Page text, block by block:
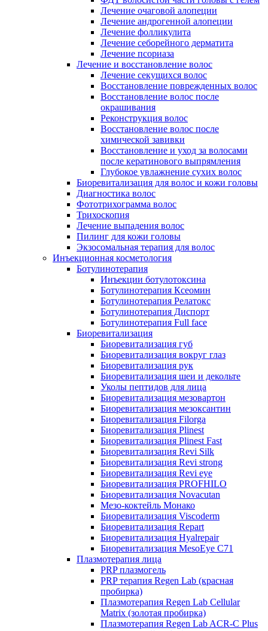
Лечение очаговой алопеции
Лечение андрогенной алопеции
Лечение фолликулита
Лечение себорейного дерматита
Лечение псориаза
Лечение и восстановление волос
Лечение секущихся волос
Восстановление поврежденных волос
Восстановление волос после
окрашивания
Реконструкция волос
Восстановление волос после
химической завивки
Восстановление и уход за волосами
после кератинового выпрямления
Глубокое увлажнение сухих волос
Биоревитализация для волос и кожи головы
Диагностика волос
Фототрихограмма волос
Трихоскопия
Лечение выпадения волос
Пилинг для кожи головы
Экзосомальная терапия для волос
Инъекционная косметология
Ботулинотерапия
Инъекции ботулотоксина
Ботулинотерапия Ксеомин
Ботулинотерапия Релатокс
Ботулинотерапия Диспорт
Ботулинотерапия Full face
Биоревитализация
Биоревитализация губ
Биоревитализация вокруг глаз
Биоревитализация рук
Биоревитализация шеи и декольте
Уколы пептидов для лица
Биоревитализация мезовартон
Биоревитализация мезоксантин
Биоревитализация Filorga
Биоревитализация Plinest
Биоревитализация Plinest Fast
Биоревитализация Revi Silk
Биоревитализация Revi strong
Биоревитализация Revi eye
Биоревитализация PROFHILO
Биоревитализация Novacutan
Мезо-коктейль Монако
Биоревитализация Viscoderm
Биоревитализация Repart
Биоревитализация Hyalrepair
Биоревитализация MesoEye C71
Плазмотерапия лица
PRP плазмогель
PRP терапия Regen Lab (красная
пробирка)
Плазмотерапия Regen Lab Cellular
Matrix (золотая пробирка)
Плазмотерапия Regen Lab ACR-C Plus